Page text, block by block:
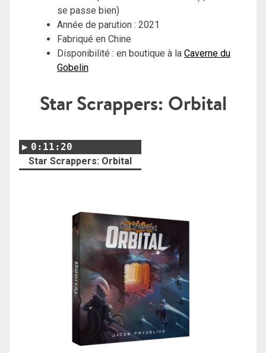
se passe bien)
Année de parution : 2021
Fabriqué en Chine
Disponibilité : en boutique à la Caverne du
Gobelin
Star Scrappers: Orbital
0:11:20
Star Scrappers: Orbital